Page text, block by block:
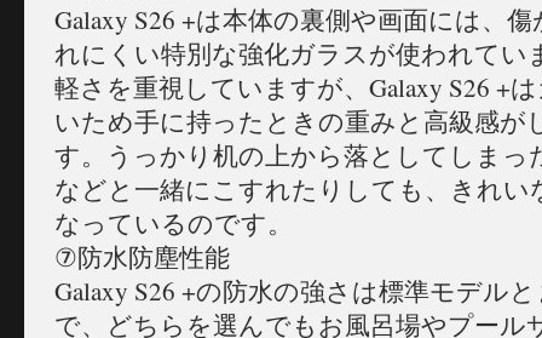
Galaxy S26 +は本体の裏側や画面には、
れにくい特別な強化ガラスが使われてい
軽さを重視していますが、Galaxy S26 +
いため手に持ったときの重みと高級感が
す。うっかり机の上から落としてしまっ
などと一緒にこすれたりしても、きれい
なっているのです。
⑦防水防塵性能
Galaxy S26 +の防水の強さは標準モデル
で、どちらを選んでもお風呂場やプール